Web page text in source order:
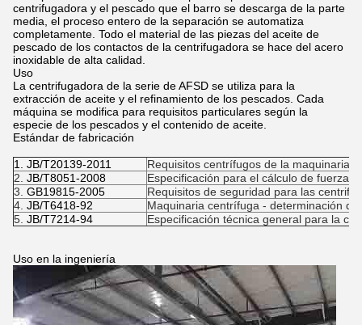
centrifugadora y el pescado que el barro se descarga de la parte
media, el proceso entero de la separación se automatiza
completamente. Todo el material de las piezas del aceite de
pescado de los contactos de la centrifugadora se hace del acero
inoxidable de alta calidad.
Uso
La centrifugadora de la serie de AFSD se utiliza para la
extracción de aceite y el refinamiento de los pescados. Cada
máquina se modifica para requisitos particulares según la
especie de los pescados y el contenido de aceite.
Estándar de fabricación
1. JB/T20139-2011
Requisitos centrífugos de la maquinaria
2. JB/T8051-2008
Especificación para el cálculo de fuerza
3. GB19815-2005
Requisitos de seguridad para las
4. JB/T6418-92
Maquinaria centrífuga - determinación de
5. JB/T7214-94 Especificación técnica general para la
Uso en la ingeniería